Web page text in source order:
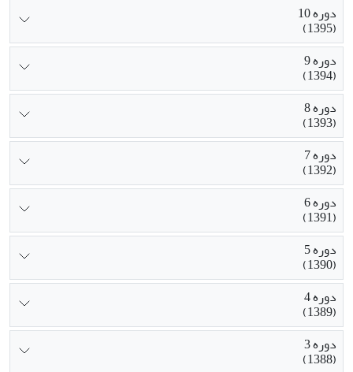
دوره 10
(1395)
دوره 9
(1394)
دوره 8
(1393)
دوره 7
(1392)
دوره 6
(1391)
دوره 5
(1390)
دوره 4
(1389)
دوره 3
(1388)